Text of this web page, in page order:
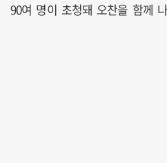
90여 명이 초청돼 오찬을 함께